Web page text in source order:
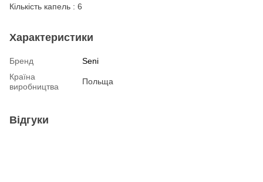
Кількість капель : 6
Характеристики
Бренд
Seni
Країна
виробництва
Польща
Відгуки